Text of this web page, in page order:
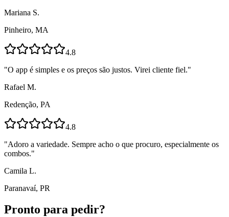
Mariana S.
Pinheiro, MA
4.8
"O app é simples e os preços são justos. Virei cliente fiel."
Rafael M.
Redenção, PA
4.8
"Adoro a variedade. Sempre acho o que procuro, especialmente os
combos."
Camila L.
Paranavaí, PR
Pronto para pedir?